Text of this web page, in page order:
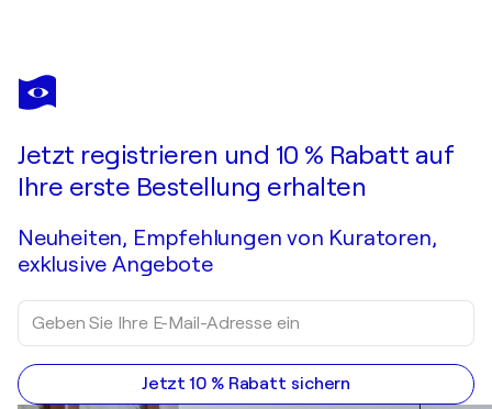
UWE BEYER
Durchfluss
Jetzt registrieren und 10 % Rabatt auf
Ihre erste Bestellung erhalten
Neuheiten, Empfehlungen von Kuratoren,
exklusive Angebote
Jetzt 10 % Rabatt sichern